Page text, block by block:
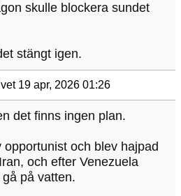
skulle blockera sundet
stängt igen.
19 apr, 2026 01:26
det finns ingen plan.
och blev hajpad
och efter Venezuela
på vatten.